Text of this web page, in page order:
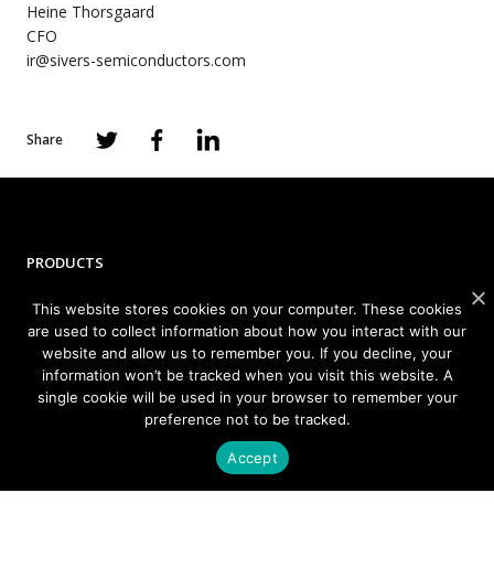
Heine Thorsgaard
CFO
ir@sivers-semiconductors.com
Share
PRODUCTS
Photonics
Wireless
Satellite Communications (SATCOM)
This website stores cookies on your computer. These cookies
are used to collect information about how you interact with our
website and allow us to remember you. If you decline, your
information won’t be tracked when you visit this website. A
single cookie will be used in your browser to remember your
preference not to be tracked.
Accept